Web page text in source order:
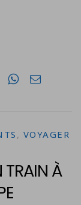
, VOYAGER
TRAIN À